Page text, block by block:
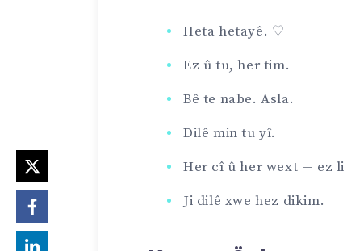
Heta hetayê. ♡
Ez û tu, her tim.
Bê te nabe. Asla.
Dilê min tu yî.
Her cî û her wext — ez li
Ji dilê xwe hez dikim.